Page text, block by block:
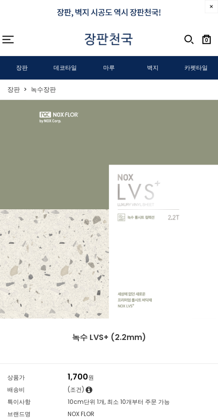
0
장판 데코타일 마루 벽지 카펫타일
장판 녹수장판
녹수 LVS+ (2.2mm)
상품가 1,700원
배송비
(조건)
특이사항
10cm단위 1개, 최소 10개부터 주문 가능
브랜드명
NOX FLOR